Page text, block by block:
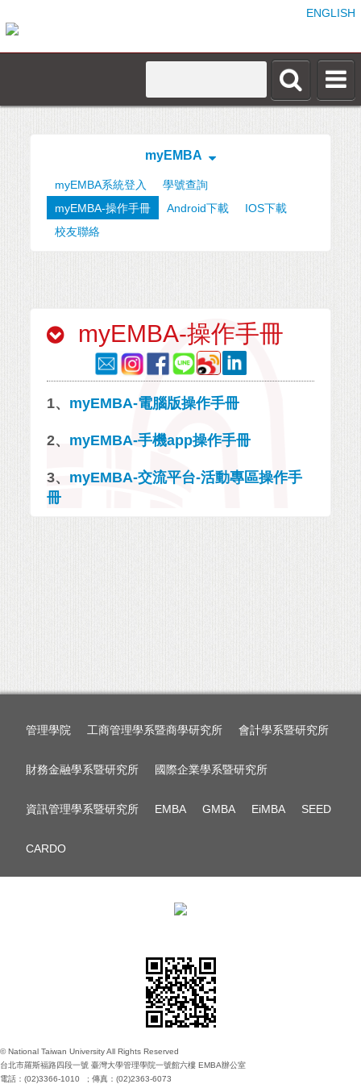
ENGLISH
myEMBA
myEMBA系統登入
學號查詢
myEMBA-操作手冊
Android下載
IOS下載
校友聯絡
myEMBA-操作手冊
1、 myEMBA-電腦版操作手冊
2、 myEMBA-手機app操作手冊
3、 myEMBA-交流平台-活動專區操作手
冊
管理學院 工商管理學系暨商學研究所 會計學系暨研究所
財務金融學系暨研究所 國際企業學系暨研究所
資訊管理學系暨研究所 EMBA GMBA EiMBA SEED
CARDO
© National Taiwan University All Rights Reserved
台北市羅斯福路四段一號 臺灣大學管理學院一號館六樓 EMBA辦公室
電話：(02)3366-1010 ; 傳真：(02)2363-6073